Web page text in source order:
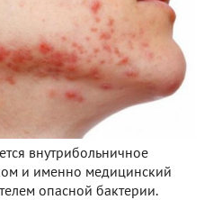
внутрибольничное
и именно медицинский
опасной бактерии.